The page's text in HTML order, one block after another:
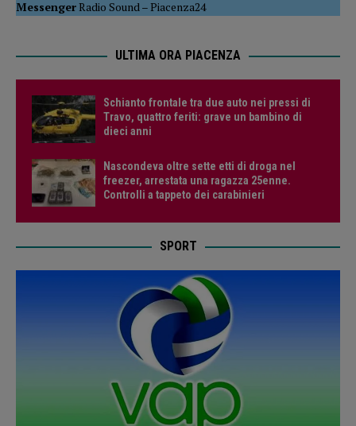
MessengerRadio Sound –Piacenza24
ULTIMA ORA PIACENZA
Schianto frontale tra due auto nei pressi di
Travo, quattro feriti: grave un bambino di
dieci anni
Nascondeva oltre sette etti di droga nel
freezer, arrestata una ragazza 25enne.
Controlli a tappeto dei carabinieri
SPORT